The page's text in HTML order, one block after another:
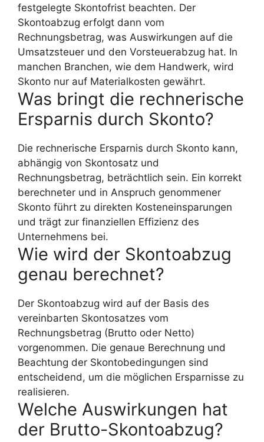
festgelegte Skontofrist beachten. Der
Skontoabzug erfolgt dann vom
Rechnungsbetrag, was Auswirkungen auf die
Umsatzsteuer und den Vorsteuerabzug hat. In
manchen Branchen, wie dem Handwerk, wird
Skonto nur auf Materialkosten gewährt.
Was bringt die rechnerische
Ersparnis durch Skonto?
Die rechnerische Ersparnis durch Skonto kann,
abhängig von Skontosatz und
Rechnungsbetrag, beträchtlich sein. Ein korrekt
berechneter und in Anspruch genommener
Skonto führt zu direkten Kosteneinsparungen
und trägt zur finanziellen Effizienz des
Unternehmens bei.
Wie wird der Skontoabzug
genau berechnet?
Der Skontoabzug wird auf der Basis des
vereinbarten Skontosatzes vom
Rechnungsbetrag (Brutto oder Netto)
vorgenommen. Die genaue Berechnung und
Beachtung der Skontobedingungen sind
entscheidend, um die möglichen Ersparnisse zu
realisieren.
Welche Auswirkungen hat
der Brutto-Skontoabzug?